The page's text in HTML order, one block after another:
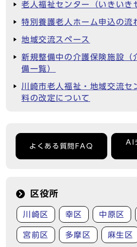
老人福祉センター（いきいき
特別養護老人ホーム申込の流
地域交流スペース
新規整備中の介護保険施設（
備一覧）
川崎市老人福祉・地域交流セ
料の改定について
よくある質問FAQ
AI
区役所
川崎区 幸区 中原区
宮前区 多摩区 麻生区